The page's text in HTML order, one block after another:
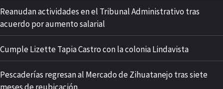
Reanudan actividades en el Tribunal Administrativo tras
acuerdo por aumento salarial
Cumple Lizette Tapia Castro con la colonia Lindavista
Pescaderías regresan al Mercado de Zihuatanejo tras siete
meses de reubicación